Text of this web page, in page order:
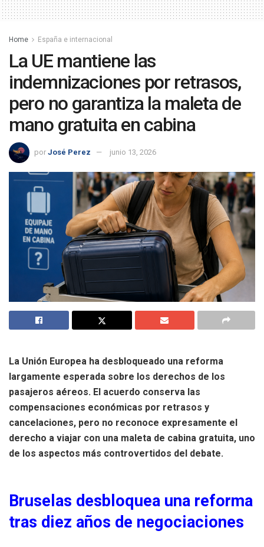
Home España e internacional
La UE mantiene las
indemnizaciones por retrasos,
pero no garantiza la maleta de
mano gratuita en cabina
por José Perez junio 13, 2026
La Unión Europea ha desbloqueado una reforma
largamente esperada sobre los derechos de los
pasajeros aéreos. El acuerdo conserva las
compensaciones económicas por retrasos y
cancelaciones, pero no reconoce expresamente el
derecho a viajar con una maleta de cabina gratuita, uno
de los aspectos más controvertidos del debate.
Bruselas desbloquea una reforma
tras diez años de negociaciones